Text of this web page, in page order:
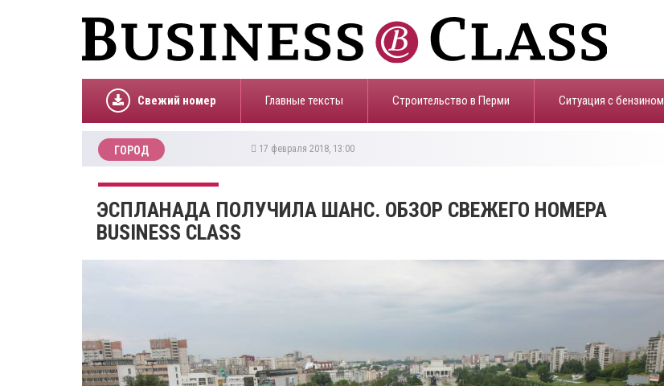
Свежий номер Главные тексты Строительство в Перми ​Ситуация с бензином
ГОРОД 17 февраля 2018, 13:00
​ЭСПЛАНАДА ПОЛУЧИЛА ШАНС. ОБЗОР СВЕЖЕГО НОМЕРА
BUSINESS CLASS